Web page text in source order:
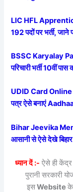
LIC HFL
192 पदों पर भर्ती, जाने
BSSC Karyalay
परिचारी भर्ती 10वीं
UDID Card Online
पत्र ऐसे बनाएं
Bihar Jeevika
आसानी से ऐसे देखे
ध्यान दें :- ऐसे ही केंद्र
पुरानी सरकारी
इसWebsite के